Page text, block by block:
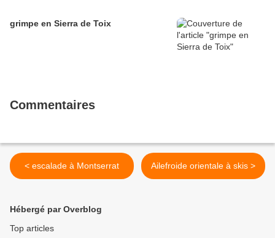
grimpe en Sierra de Toix
Commentaires
< escalade à Montserrat Ailefroide orientale à skis >
Hébergé par Overblog
Top articles